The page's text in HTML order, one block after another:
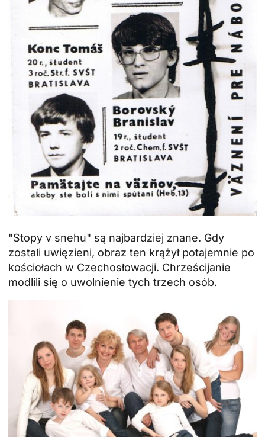
"Stopy v snehu" są najbardziej znane. Gdy
zostali uwięzieni, obraz ten krążył potajemnie po
kościołach w Czechosłowacji. Chrześcijanie
modlili się o uwolnienie tych trzech osób.